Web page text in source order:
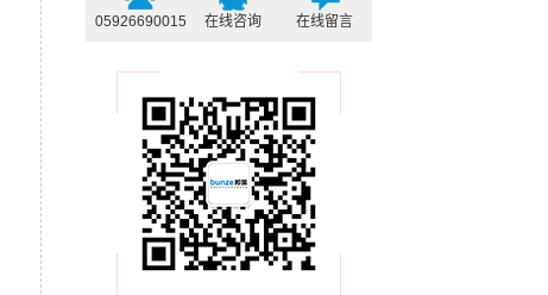
05926690015 在线咨询 在线留言